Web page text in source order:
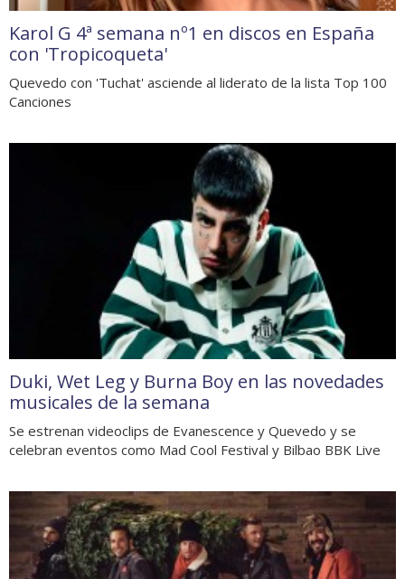
Karol G 4ª semana nº1 en discos en España
con 'Tropicoqueta'
Quevedo con 'Tuchat' asciende al liderato de la lista Top 100
Canciones
Duki, Wet Leg y Burna Boy en las novedades
musicales de la semana
Se estrenan videoclips de Evanescence y Quevedo y se
celebran eventos como Mad Cool Festival y Bilbao BBK Live